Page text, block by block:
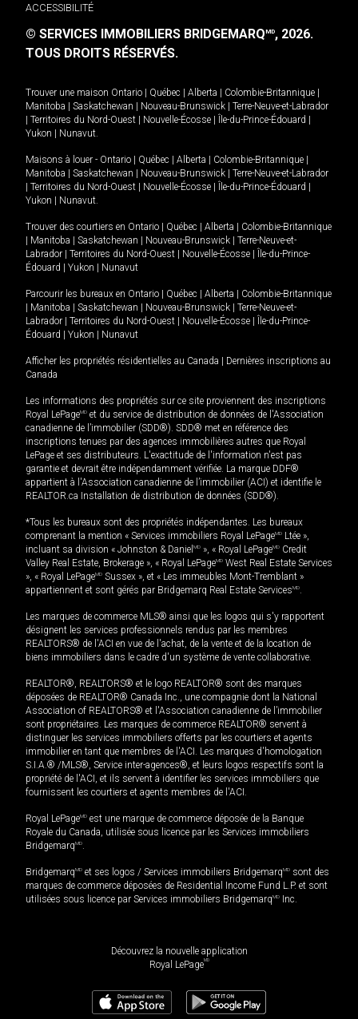
ACCESSIBILITÉ
© SERVICES IMMOBILIERS BRIDGEMARQMD, 2026.
TOUS DROITS RÉSERVÉS.
Trouver une maison Ontario Québec Alberta Colombie-Britannique
Manitoba
Saskatchewan Nouveau-Brunswick
Terre-Neuve-et-Labrador
Territoires du Nord-Ouest Nouvelle-Écosse Île-du-Prince-Édouard
Yukon
Nunavut.
Maisons à louer - Ontario Québec Alberta Colombie-Britannique
Manitoba
Saskatchewan Nouveau-Brunswick
Terre-Neuve-et-Labrador
Territoires du Nord-Ouest Nouvelle-Écosse Île-du-Prince-Édouard
Yukon
Nunavut.
Trouver des courtiers en Ontario Québec Alberta
Colombie-Britannique
Manitoba Saskatchewan Nouveau-Brunswick
Terre-Neuve-et-
Labrador
Territoires du Nord-Ouest Nouvelle-Écosse
Île-du-Prince-
Édouard
Yukon Nunavut
Parcourir les bureaux en Ontario Québec Alberta
Colombie-Britannique
Manitoba Saskatchewan Nouveau-Brunswick
Terre-Neuve-et-
Labrador
Territoires du Nord-Ouest Nouvelle-Écosse
Île-du-Prince-
Édouard
Yukon Nunavut
Afficher les propriétés résidentielles au Canada
Dernières inscriptions au
Canada
Les informations des propriétés sur ce site proviennent des inscriptions
Royal LePageMD et du service de distribution de données de l'Association
canadienne de l’immobilier (SDD®). SDD® met en référence des
inscriptions tenues par des agences immobilières autres que Royal
LePage et ses distributeurs. L'exactitude de l'information n'est pas
garantie et devrait être indépendamment vérifiée. La marque DDF®
appartient à l'Association canadienne de l’immobilier (ACI) et identifie le
REALTOR.ca Installation de distribution de données (SDD®).
*Tous les bureaux sont des propriétés indépendantes. Les bureaux
comprenant la mention « Services immobiliers Royal LePageMD Ltée »,
incluant sa division « Johnston & Daniel MD », « Royal LePageMD Credit
Valley Real Estate, Brokerage », « Royal LePageMD West Real Estate Services
», « Royal LePageMD Sussex », et « Les immeubles Mont-Tremblant »
appartiennent et sont gérés par Bridgemarq Real Estate ServicesMD.
Les marques de commerce MLS® ainsi que les logos qui s'y rapportent
désignent les services professionnels rendus par les membres
REALTORS® de l'ACI en vue de l'achat, de la vente et de la location de
biens immobiliers dans le cadre d'un système de vente collaborative.
REALTOR®, REALTORS® et le logo REALTOR® sont des marques
déposées de REALTOR® Canada Inc., une compagnie dont la National
Association of REALTORS® et l'Association canadienne de l’immobilier
sont propriétaires. Les marques de commerce REALTOR® servent à
distinguer les services immobiliers offerts par les courtiers et agents
immobilier en tant que membres de l'ACI. Les marques d'homologation
S.I.A.® /MLS®, Service inter-agences®, et leurs logos respectifs sont la
propriété de l'ACI, et ils servent à identifier les services immobiliers que
fournissent les courtiers et agents membres de l'ACI.
Royal LePageMD est une marque de commerce déposée de la Banque
Royale du Canada, utilisée sous licence par les Services immobiliers
BridgemarqMD.
BridgemarqMD et ses logos / Services immobiliers BridgemarqMD sont des
marques de commerce déposées de Residential Income Fund L.P. et sont
utilisées sous licence par Services immobiliers BridgemarqMD Inc.
Découvrez la nouvelle application
Royal LePageMD